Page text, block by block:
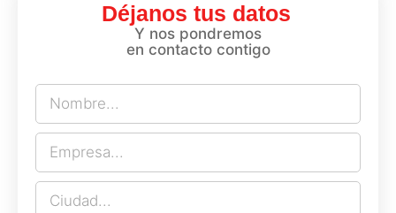
Déjanos tus datos
Y nos pondremos
en contacto contigo